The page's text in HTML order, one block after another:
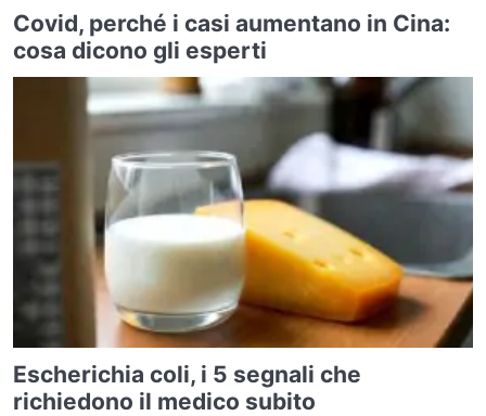
Covid, perché i casi aumentano in Cina:
cosa dicono gli esperti
Escherichia coli, i 5 segnali che
richiedono il medico subito